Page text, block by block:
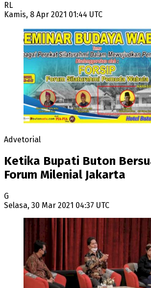
RL
Kamis, 8 Apr 2021 01:44 UTC
Advetorial
Ketika Bupati Buton
Forum Milenial Jakarta
G
Selasa, 30 Mar 2021 04:37 UTC